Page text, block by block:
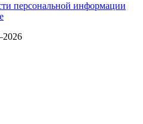
персональной информации